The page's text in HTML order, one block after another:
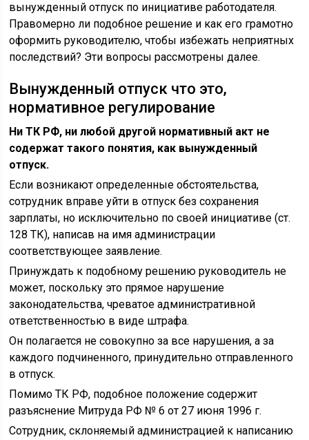
вынужденный отпуск по инициативе работодателя.
Правомерно ли подобное решение и как его грамотно
оформить руководителю, чтобы избежать неприятных
последствий? Эти вопросы рассмотрены далее.
Вынужденный отпуск что это,
нормативное регулирование
Ни ТК РФ, ни любой другой нормативный акт не
содержат такого понятия, как вынужденный
отпуск.
Если возникают определенные обстоятельства,
сотрудник вправе уйти в отпуск без сохранения
зарплаты, но исключительно по своей инициативе (ст.
128 ТК), написав на имя администрации
соответствующее заявление.
Принуждать к подобному решению руководитель не
может, поскольку это прямое нарушение
законодательства, чреватое административной
ответственностью в виде штрафа.
Он полагается не совокупно за все нарушения, а за
каждого подчиненного, принудительно отправленного
в отпуск.
Помимо ТК РФ, подобное положение содержит
разъяснение Митруда РФ № 6 от 27 июня 1996 г.
Сотрудник, склоняемый администрацией к написанию